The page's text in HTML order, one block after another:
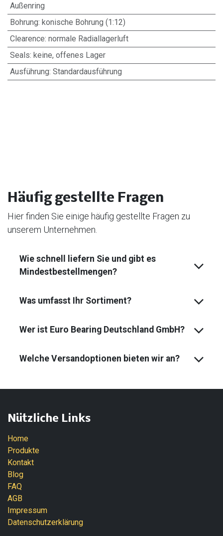
Außenring
Bohrung: konische Bohrung (1:12)
Clearence: normale Radiallagerluft
Seals: keine, offenes Lager
Ausführung: Standardausführung
Häufig gestellte Fragen
Hier finden Sie einige häufig gestellte Fragen zu
unserem Unternehmen.
Wie schnell liefern Sie und gibt es
Mindest­bestell­mengen?
Was umfasst Ihr Sortiment?
Wer ist Euro Bearing Deutschland GmbH?
Welche Versandoptionen bieten wir an?
Nützliche Links
Home
Produkte
Kontakt
Blog
FAQ
AGB
Impressum
Datenschutzerklärung